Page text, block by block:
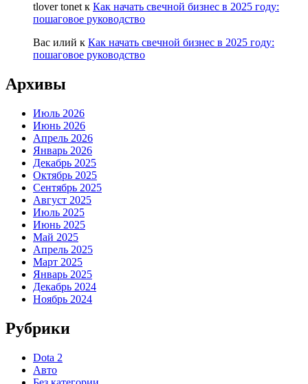
tlover tonet к Как начать свечной бизнес в 2025 году:
пошаговое руководство
Вас илий к Как начать свечной бизнес в 2025 году:
пошаговое руководство
Архивы
Июль 2026
Июнь 2026
Апрель 2026
Январь 2026
Декабрь 2025
Октябрь 2025
Сентябрь 2025
Август 2025
Июль 2025
Июнь 2025
Май 2025
Апрель 2025
Март 2025
Январь 2025
Декабрь 2024
Ноябрь 2024
Рубрики
Dota 2
Авто